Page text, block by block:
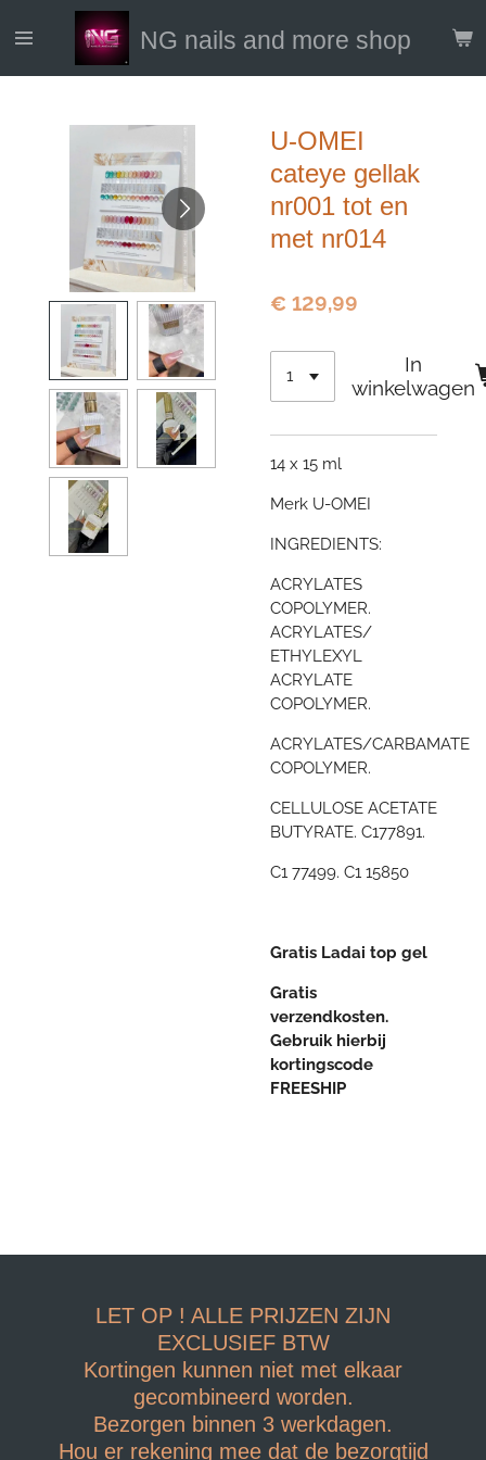
direct
NG nails and more shop
U-OMEI
cateye gellak
nr001 tot en
met nr014
€ 129,99
In
winkelwagen
14 x 15 ml
Merk U-OMEI
INGREDIENTS:
ACRYLATES
COPOLYMER.
ACRYLATES/
ETHYLEXYL
ACRYLATE
COPOLYMER.
ACRYLATES/CARBAMATE
COPOLYMER.
CELLULOSE ACETATE
BUTYRATE. C177891.
C1 77499. C1 15850
Gratis Ladai top gel
Gratis
verzendkosten.
Gebruik hierbij
kortingscode
FREESHIP
LET OP ! ALLE PRIJZEN ZIJN
EXCLUSIEF BTW
Kortingen kunnen niet met elkaar
gecombineerd worden.
Bezorgen binnen 3 werkdagen.
Hou er rekening mee dat de bezorgtijd